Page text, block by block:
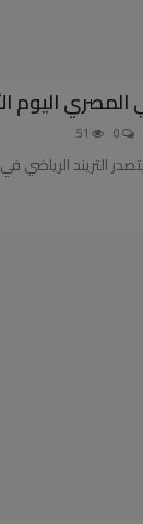
اليوم الأربعاء
التريند الرياضي